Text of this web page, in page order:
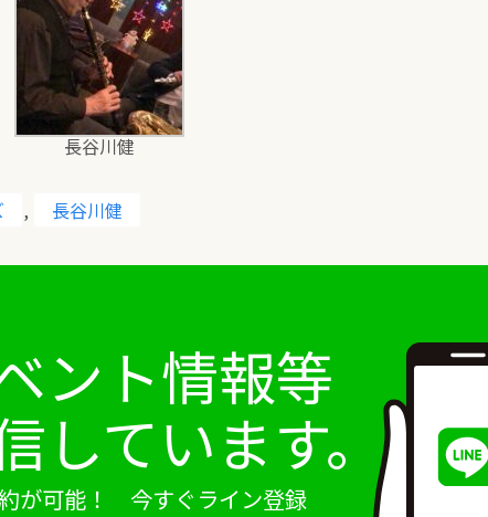
長谷川健
, 長谷川健
ント情報等
しています。
が可能！ 今すぐライン登録